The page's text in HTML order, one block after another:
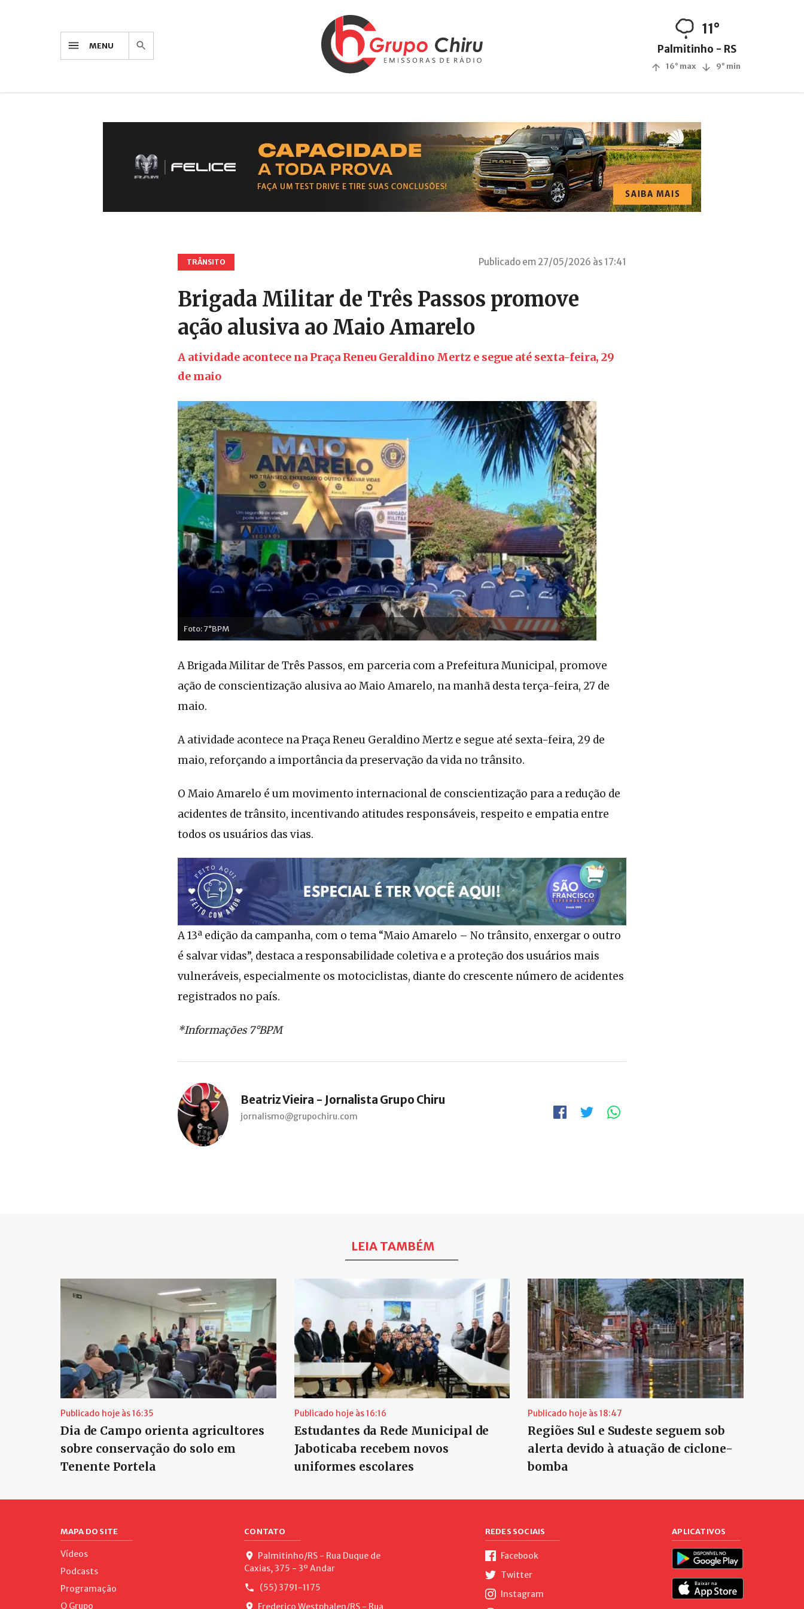
MENU
11°
Palmitinho - RS
16° max 9° min
TRÂNSITO Publicado em 27/05/2026 às 17:41
Brigada Militar de Três Passos promove
ação alusiva ao Maio Amarelo
A atividade acontece na Praça Reneu Geraldino Mertz e segue até sexta-feira, 29
de maio
Foto: 7°BPM
A Brigada Militar de Três Passos, em parceria com a Prefeitura Municipal, promove
ação de conscientização alusiva ao Maio Amarelo, na manhã desta terça-feira, 27 de
maio.
A atividade acontece na Praça Reneu Geraldino Mertz e segue até sexta-feira, 29 de
maio, reforçando a importância da preservação da vida no trânsito.
O Maio Amarelo é um movimento internacional de conscientização para a redução de
acidentes de trânsito, incentivando atitudes responsáveis, respeito e empatia entre
todos os usuários das vias.
A 13ª edição da campanha, com o tema “Maio Amarelo – No trânsito, enxergar o outro
é salvar vidas”, destaca a responsabilidade coletiva e a proteção dos usuários mais
vulneráveis, especialmente os motociclistas, diante do crescente número de acidentes
registrados no país.
*Informações 7°BPM
Beatriz Vieira - Jornalista Grupo Chiru
jornalismo@grupochiru.com
LEIA TAMBÉM
Publicado hoje às 16:35
Dia de Campo orienta agricultores
sobre conservação do solo em
Tenente Portela
Publicado hoje às 16:16
Estudantes da Rede Municipal de
Jaboticaba recebem novos
uniformes escolares
Publicado hoje às 18:47
Regiões Sul e Sudeste seguem sob
alerta devido à atuação de ciclone-
bomba
MAPA DO SITE
Vídeos
Podcasts
Programação
O Grupo
CONTATO
Palmitinho/RS - Rua Duque de
Caxias, 375 - 3º Andar
(55) 3791-1175
Frederico Westphalen/RS - Rua
REDES SOCIAIS
Facebook
Twitter
Instagram
APLICATIVOS